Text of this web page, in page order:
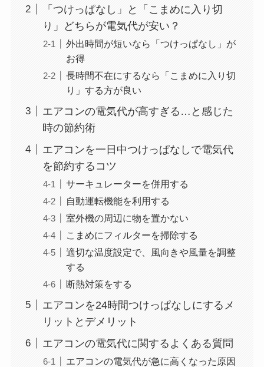
「つけっぱなし」と「こまめに入り切
り」どちらが電気代が安い？
外出時間が短いなら「つけっぱなし」が
お得
長時間不在にするなら「こまめに入り切
り」する方が良い
エアコンの電気代が高すぎる…と感じた
時の節約術
エアコンを一日中つけっぱなしで電気代
を節約するコツ
サーキュレーターを併用する
自動運転機能を利用する
室外機の周辺に物を置かない
こまめにフィルターを掃除する
適切な温度設定で、風向きや風量を調整
する
断熱対策をする
エアコンを24時間つけっぱなしにするメ
リットとデメリット
エアコンの電気代に関するよくある質問
エアコンの電気代が急に高くなった原因